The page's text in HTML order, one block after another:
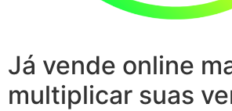
Já vende online
multiplicar suas